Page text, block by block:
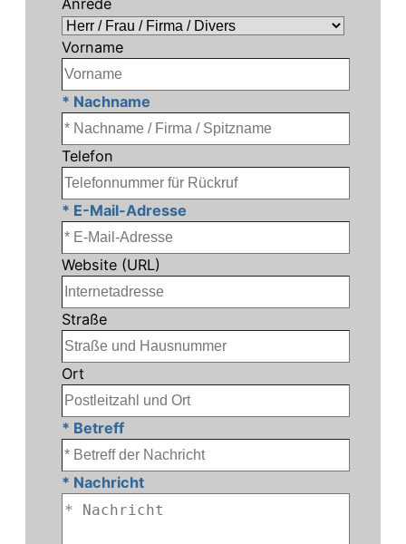
Vorname
* Nachname
Telefon
* E-Mail-Adresse
Website (URL)
Straße
Ort
* Betreff
* Nachricht